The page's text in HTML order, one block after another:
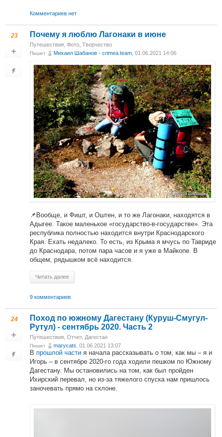
Комментариев нет
23 Почему я люблю Лагонаки в июне
Путешествия, Фото, Творчество
Пишет Михаил Шабанов - crimea.team, 01.06.2021 14:06
📌Вообще, и Фишт, и Оштен, и то же Лагонаки, находятся в
Адыгее. Такое маленькое «государство-в-государстве». Эта
республика полностью находится внутри Краснодарского
Края. Ехать недалеко. То есть, из Крыма я мчусь по Тавриде
до Краснодара, потом пара часов и я уже в Майкопе. В
общем, рядышком всё находится.
Читать далее
9 комментариев
24
Поход по южному Дагестану (Куруш-Смугул-
Рутул) - сентябрь 2020. Часть 2
Путешествия Отчет, Дагестан
Пишет marycats , 01.06.2021 13:07
В прошлой части я начала рассказывать о том, как мы – я и
Игорь – в сентябре 2020-го года ходили пешком по Южному
Дагестану. Мы остановились на том, как был пройден
Ихирский перевал, но из-за тяжелого спуска нам пришлось
заночевать прямо на склоне.